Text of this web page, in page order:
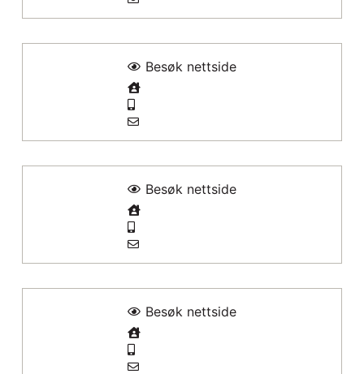
Besøk nettside
Besøk nettside
Besøk nettside